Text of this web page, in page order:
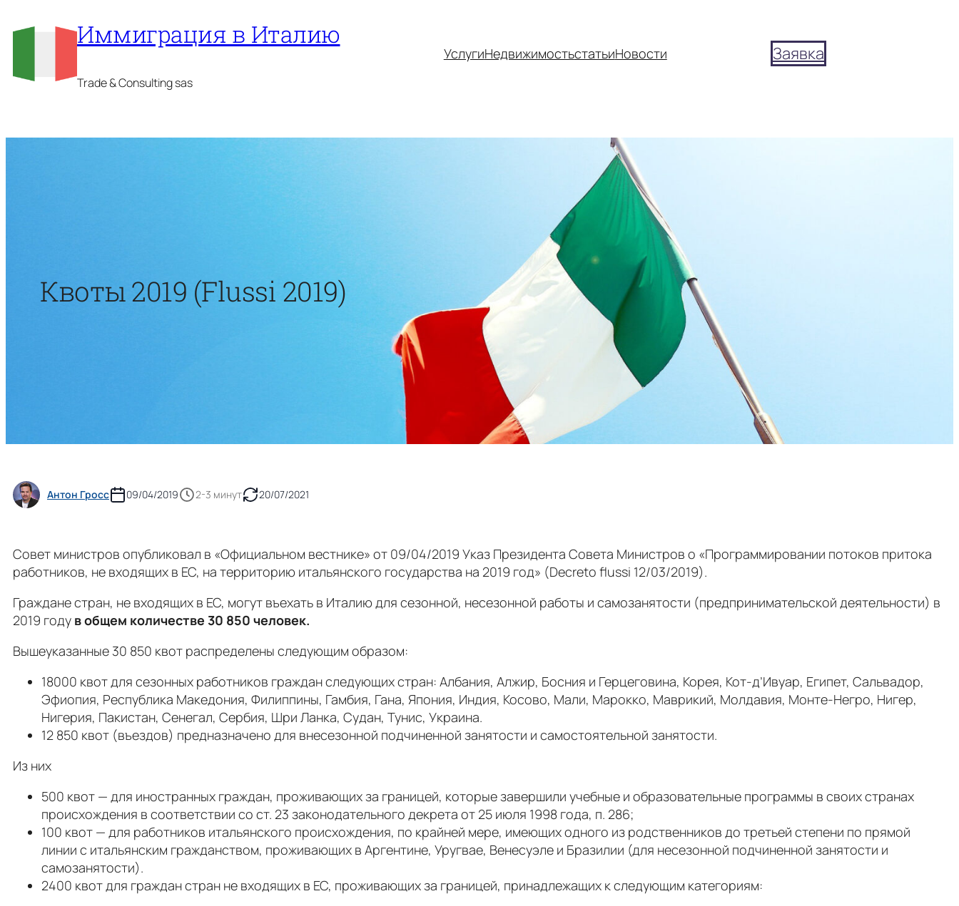
Иммиграция в Италию
Trade & Consulting sas
УслугиНедвижимостьстатьиНовости Заявка
Квоты 2019 (Flussi 2019)
Антон Гросс 09/04/2019 2-3 минут 20/07/2021
Совет министров опубликовал в «Официальном вестнике» от 09/04/2019 Указ Президента Совета Министров о «Программировании потоков притока
работников, не входящих в ЕС, на территорию итальянского государства на 2019 год» (Decreto flussi 12/03/2019).
Граждане стран, не входящих в ЕС, могут въехать в Италию для сезонной, несезонной работы и самозанятости (предпринимательской деятельности) в
2019 году в общем количестве 30 850 человек.
Вышеуказанные 30 850 квот распределены следующим образом:
18000 квот для сезонных работников граждан следующих стран: Албания, Алжир, Босния и Герцеговина, Корея, Кот-д’Ивуар, Египет, Сальвадор,
Эфиопия, Республика Македония, Филиппины, Гамбия, Гана, Япония, Индия, Косово, Мали, Марокко, Маврикий, Молдавия, Монте-Негро, Нигер,
Нигерия, Пакистан, Сенегал, Сербия, Шри Ланка, Судан, Тунис, Украина.
12 850 квот (въездов) предназначено для внесезонной подчиненной занятости и самостоятельной занятости.
Из них
500 квот — для иностранных граждан, проживающих за границей, которые завершили учебные и образовательные программы в своих странах
происхождения в соответствии со ст. 23 законодательного декрета от 25 июля 1998 года, п. 286;
100 квот — для работников итальянского происхождения, по крайней мере, имеющих одного из родственников до третьей степени по прямой
линии с итальянским гражданством, проживающих в Аргентине, Уругвае, Венесуэле и Бразилии (для несезонной подчиненной занятости и
самозанятости).
2400 квот для граждан стран не входящих в ЕС, проживающих за границей, принадлежащих к следующим категориям: